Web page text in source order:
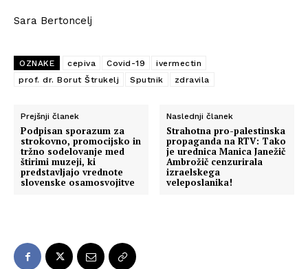
Sara Bertoncelj
OZNAKE cepiva Covid-19
ivermectin
prof. dr. Borut Štrukelj
Sputnik zdravila
Prejšnji članek
Podpisan sporazum za
strokovno, promocijsko in
tržno sodelovanje med
štirimi muzeji, ki
predstavljajo vrednote
slovenske osamosvojitve
Naslednji članek
Strahotna pro-palestinska
propaganda na RTV: Tako
je urednica Manica Janežič
Ambrožič cenzurirala
izraelskega
veleposlanika!